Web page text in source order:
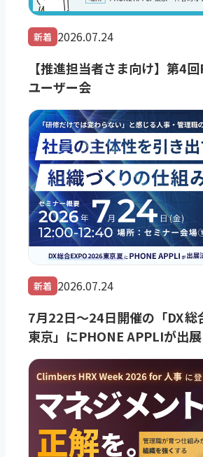
新着 2026.07.24
【推進担当者さま向け】第4
ユーザー会
新着 2026.07.24
7月22日～24日開催の「DX 総
東京」にPHONE APPLIが出展